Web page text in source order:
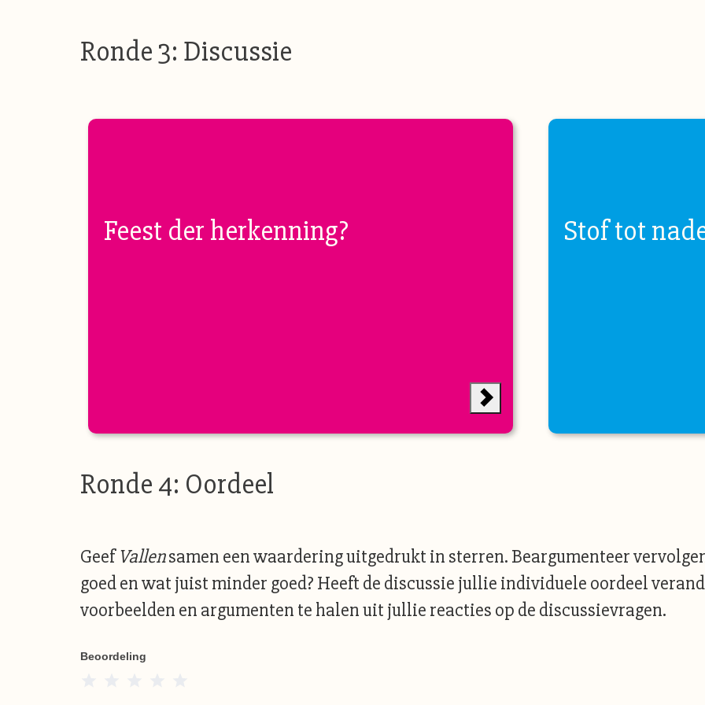
Ronde 3: Discussie
Feest der herkenning? Stof tot
Ronde 4: Oordeel
GeefVallensamen een waardering uitgedrukt in sterren. Beargumenteer
goed en wat juist minder goed? Heeft de discussie jullie individuele oordeel
voorbeelden en argumenten te halen uit jullie reacties op de discussievragen.
Beoordeling